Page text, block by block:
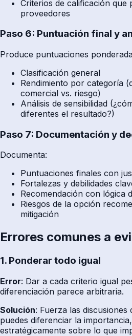
Criterios de calificación que
proveedores
Paso 6: Puntuación final y
Produce puntuaciones
Clasificación general
Rendimiento por categoría
comercial vs. riesgo)
Análisis de sensibilidad
diferentes el resultado?)
Paso 7: Documentación y
Documenta:
Puntuaciones finales con
Fortalezas y debilidades
Recomendación con lógica
Riesgos de la opción
mitigación
Errores comunes a
1. Ponderar todo igual
Error: Dar a cada criterio igual
diferenciación parece arbitraria.
Solución: Fuerza las
puedes diferenciar la
estratégicamente sobre lo que